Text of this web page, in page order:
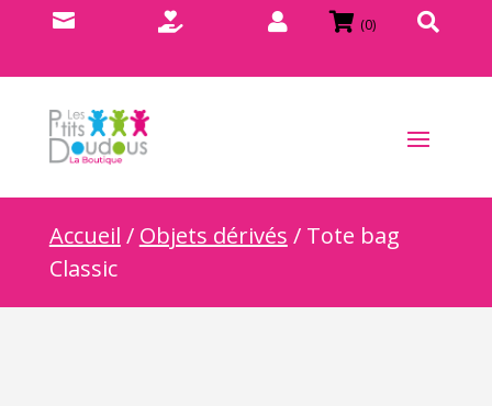
    (0) 
Accueil / Objets dérivés / Tote bag
Classic